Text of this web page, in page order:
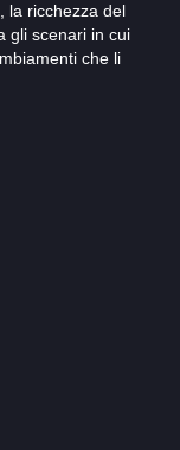
la ricchezza del
gli scenari in cui
che li